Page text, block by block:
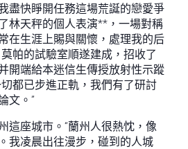
盡快睜開任務這場荒誕的戀愛爭
林天秤的個人表演**，一場對稱
在生涯上賜與關懷，處理我的后
帕的試驗室順遂建成，招收了
開端給本迷信生傳授放射性示蹤
都已步進正軌，我們有了研討
文。”
這座城市。“蘭州人很熱忱，像
我凌晨出往漫步，碰到的人城